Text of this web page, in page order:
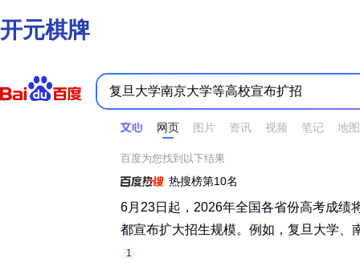
开元棋牌
网页 图片 资讯 视频 笔记 地图
时间不限 所有网页和文件 站点内检索
百度为您找到以下结果
热搜榜第10名
6月23日起，2026年全国各省份高考成绩
都宣布扩大招生规模。例如，复旦大学、
1